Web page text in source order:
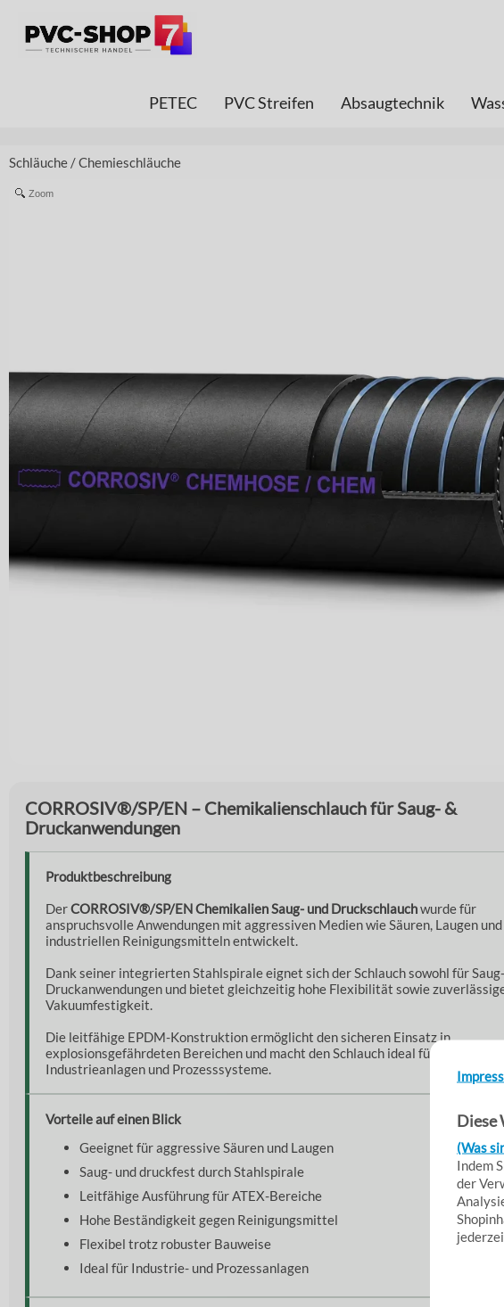
Diese
(Was
Indem
der
PETEC PVC Streifen Absaugtechnik
Schläuche /Chemieschläuche
Zoom
CORROSIV®/SP/EN – Chemikalienschlauch für Saug- &
Druckanwendungen
Produktbeschreibung
DerCORROSIV®/SP/EN Chemikalien Saug- und Druckschlauchwurde für
anspruchsvolle Anwendungen mit aggressiven Medien wie Säuren, Laugen und
industriellen Reinigungsmitteln entwickelt.
Dank seiner integrierten Stahlspirale eignet sich der Schlauch sowohl für
Druckanwendungen und bietet gleichzeitig hohe Flexibilität sowie
Vakuumfestigkeit.
Die leitfähige EPDM-Konstruktion ermöglicht den sicheren Einsatz in
explosionsgefährdeten Bereichen und macht den Schlauch ideal für chemische
Industrieanlagen und Prozesssysteme.
Vorteile auf einen Blick
Geeignet für aggressive Säuren und Laugen
Saug- und druckfest durch Stahlspirale
Leitfähige Ausführung für ATEX-Bereiche
Hohe Beständigkeit gegen Reinigungsmittel
Flexibel trotz robuster Bauweise
Ideal für Industrie- und Prozessanlagen